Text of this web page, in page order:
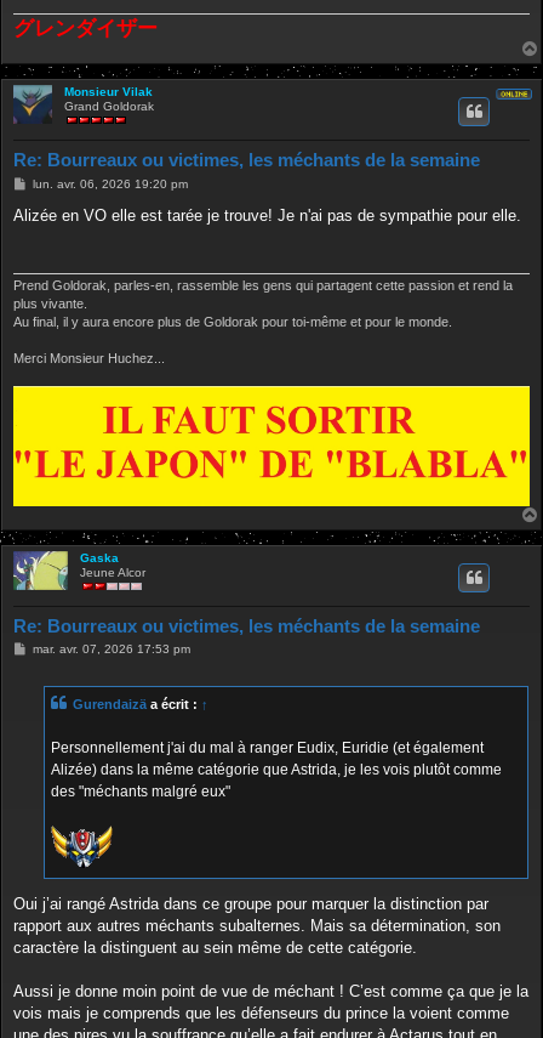
menace de ne pas pouvoir rentrer. Il rentre dans la meme catégorie que
sont des méchants subordonnes sans charisme.
Sadon rentre aussi dans cette catégorie, meme s'il se rebelle contre
Gaska en fait, pour des raisons différentes.
ne tient pas deux secondes face a Goldorak. Il tue les garçons de Vega
Golgotha et rapidement.
Capitaine Horos (Jr): il est logiquement conditionné a la naissance
mais il est évident que son père envisageait un autre avenir pour lui
proche des Janus et compagnie. Il a livre un des meilleurs combats de
la série, Actarus n'en menait pas large malgré la présence des trois
autres Aigles.
Mon top 3 (j'adore regarder ces episodes sans relâche et j'en connais
les textes presque par coeur) : Gaska, Ergastule et Horos Jr. Pas
vraiment de logique a cela.
グレンダイザー
Monsieur Vilak
Grand Goldorak
Re: Bourreaux ou victimes, les méchants de la semaine
M
s
lun. avr. 06, 2026 19:20 pm
Alizée en VO elle est tarée je trouve! Je n'ai pas de sympathie pour elle.
Prend Goldorak, parles-en, rassemble les gens qui partagent cette passion et rend la
plus vivante.
Au final, il y aura encore plus de Goldorak pour toi-même et pour le monde.
Merci Monsieur Huchez...
Gaska
Jeune Alcor
Re: Bourreaux ou victimes, les méchants de la semaine
Mmar. avr. 07, 2026 17:53 pm
Gurendaizä a écrit : ↑
Personnellement j'ai du mal à ranger Eudix, Euridie (et également
Alizée) dans la même catégorie que Astrida, je les vois plutôt comme
des "méchants malgré eux"
Oui j’ai rangé Astrida dans ce groupe pour marquer la distinction par
rapport aux autres méchants subalternes. Mais sa détermination, son
caractère la distinguent au sein même de cette catégorie.
Aussi je donne moin point de vue de méchant ! C’est comme ça que je la
vois mais je comprends que les défenseurs du prince la voient comme